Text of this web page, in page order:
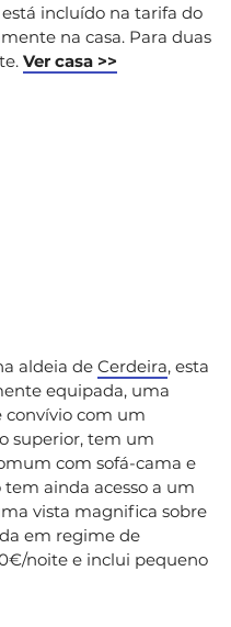
incluído na tarifa do
na casa. Para duas
Ver casa >>
aldeia de Cerdeira, esta
equipada, uma
convívio com um
superior, tem um
com sofá-cama e
tem ainda acesso a um
vista magnifica sobre
em regime de
noite e inclui pequeno